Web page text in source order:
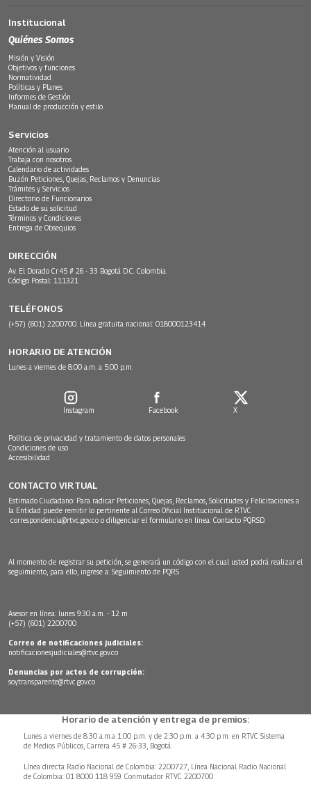
Institucional
Quiénes Somos
Misión y Visión
Objetivos y funciones
Normatividad
Políticas y Planes
Informes de Gestión
Manual de producción y estilo
Servicios
Atención al usuario
Trabaja con nosotros
Calendario de actividades
Buzón Peticiones, Quejas, Reclamos y Denuncias
Trámites y Servicios
Directorio de Funcionarios
Estado de su solicitud
Términos y Condiciones
Entrega de Obsequios
DIRECCIÓN
Av. El Dorado Cr.45 # 26 - 33 Bogotá D.C. Colombia.
Código Postal: 111321
TELÉFONOS
(+57) (601) 2200700. Línea gratuita nacional: 018000123414
HORARIO DE ATENCIÓN
Lunes a viernes de 8:00 a.m. a 5:00 p.m.
Instagram Facebook X
Política de privacidad y tratamiento de datos personales
Condiciones de uso
Accesibilidad
CONTACTO VIRTUAL
Estimado Ciudadano: Para radicar Peticiones, Quejas, Reclamos, Solicitudes y Felicitaciones a
la Entidad puede remitir lo pertinente al Correo Oficial Institucional de RTVC
correspondencia@rtvc.gov.co o diligenciar el formulario en línea: Contacto PQRSD.
Al momento de registrar su petición, se generará un código con el cual usted podrá realizar el
seguimiento, para ello, ingrese a: Seguimiento de PQRS
Asesor en línea: lunes 9:30 a.m. - 12 m
(+57) (601) 2200700
Correo de notificaciones judiciales:
notificacionesjudiciales@rtvc.gov.co
Denuncias por actos de corrupción:
soytransparente@rtvc.gov.co
Horario de atención y entrega de premios:
Lunes a viernes de 8:30 a.m.a 1:00 p.m. y de 2:30 p.m. a 4:30 p.m. en RTVC Sistema
de Medios Públicos, Carrera 45 # 26-33, Bogotá.
Línea directa Radio Nacional de Colombia: 2200727, Línea Nacional Radio Nacional
de Colombia: 01 8000 118 959. Conmutador RTVC 2200700